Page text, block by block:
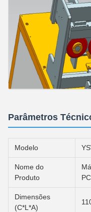
Parâmetros
Modelo
Nome do
Produto
Dimensões
(C*L*A)